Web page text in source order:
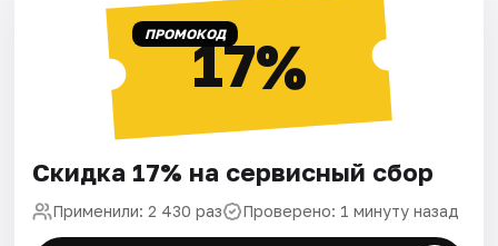
ПРОМОКОД17%
Скидка 17% на сервисный сбор
Применили: 2 430 раз Проверено: 1 минуту назад